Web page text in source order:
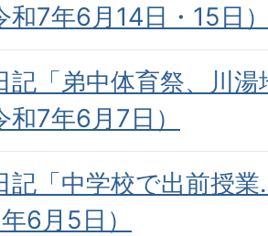
和7年6月14日・15日
記「弟中体育祭、川
和7年6月7日）
記「中学校で出前授
6月5日）